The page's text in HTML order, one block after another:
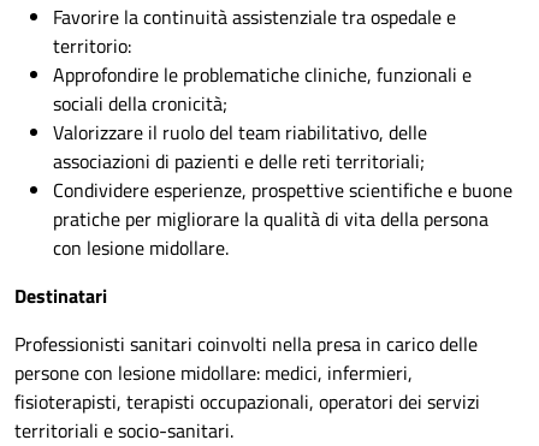
Favorire la continuità assistenziale tra ospedale e
territorio:
Approfondire le problematiche cliniche, funzionali e
sociali della cronicità;
Valorizzare il ruolo del team riabilitativo, delle
associazioni di pazienti e delle reti territoriali;
Condividere esperienze, prospettive scientifiche e buone
pratiche per migliorare la qualità di vita della persona
con lesione midollare.
Destinatari
Professionisti sanitari coinvolti nella presa in carico delle
persone con lesione midollare: medici, infermieri,
fisioterapisti, terapisti occupazionali, operatori dei servizi
territoriali e socio-sanitari.